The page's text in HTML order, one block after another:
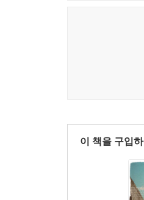
이 책을 구입